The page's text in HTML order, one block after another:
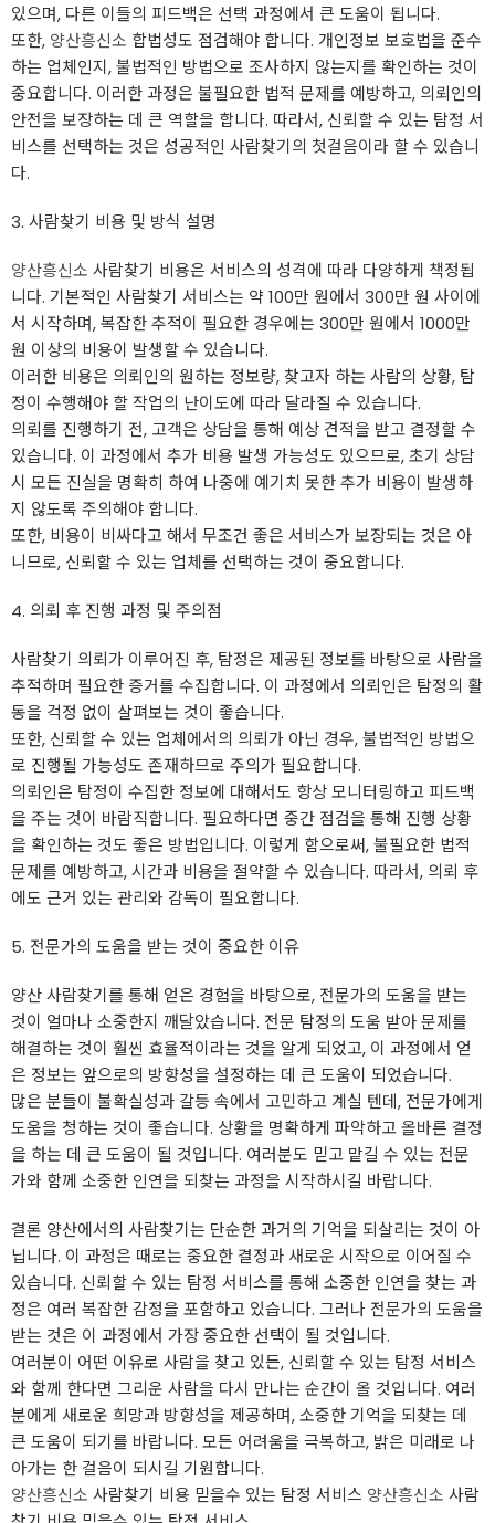
있으며, 다른 이들의 피드백은 선택 과정에서 큰 도움이 됩니다.
또한, 양산흥신소 합법성도 점검해야 합니다. 개인정보 보호법을 준수
하는 업체인지, 불법적인 방법으로 조사하지 않는지를 확인하는 것이
중요합니다. 이러한 과정은 불필요한 법적 문제를 예방하고, 의뢰인의
안전을 보장하는 데 큰 역할을 합니다. 따라서, 신뢰할 수 있는 탐정 서
비스를 선택하는 것은 성공적인 사람찾기의 첫걸음이라 할 수 있습니
다.
3. 사람찾기 비용 및 방식 설명
양산흥신소 사람찾기 비용은 서비스의 성격에 따라 다양하게 책정됩
니다. 기본적인 사람찾기 서비스는 약 100만 원에서 300만 원 사이에
서 시작하며, 복잡한 추적이 필요한 경우에는 300만 원에서 1000만
원 이상의 비용이 발생할 수 있습니다.
이러한 비용은 의뢰인의 원하는 정보량, 찾고자 하는 사람의 상황, 탐
정이 수행해야 할 작업의 난이도에 따라 달라질 수 있습니다.
의뢰를 진행하기 전, 고객은 상담을 통해 예상 견적을 받고 결정할 수
있습니다. 이 과정에서 추가 비용 발생 가능성도 있으므로, 초기 상담
시 모든 진실을 명확히 하여 나중에 예기치 못한 추가 비용이 발생하
지 않도록 주의해야 합니다.
또한, 비용이 비싸다고 해서 무조건 좋은 서비스가 보장되는 것은 아
니므로, 신뢰할 수 있는 업체를 선택하는 것이 중요합니다.
4. 의뢰 후 진행 과정 및 주의점
사람찾기 의뢰가 이루어진 후, 탐정은 제공된 정보를 바탕으로 사람을
추적하며 필요한 증거를 수집합니다. 이 과정에서 의뢰인은 탐정의 활
동을 걱정 없이 살펴보는 것이 좋습니다.
또한, 신뢰할 수 있는 업체에서의 의뢰가 아닌 경우, 불법적인 방법으
로 진행될 가능성도 존재하므로 주의가 필요합니다.
의뢰인은 탐정이 수집한 정보에 대해서도 항상 모니터링하고 피드백
을 주는 것이 바람직합니다. 필요하다면 중간 점검을 통해 진행 상황
을 확인하는 것도 좋은 방법입니다. 이렇게 함으로써, 불필요한 법적
문제를 예방하고, 시간과 비용을 절약할 수 있습니다. 따라서, 의뢰 후
에도 근거 있는 관리와 감독이 필요합니다.
5. 전문가의 도움을 받는 것이 중요한 이유
양산 사람찾기를 통해 얻은 경험을 바탕으로, 전문가의 도움을 받는
것이 얼마나 소중한지 깨달았습니다. 전문 탐정의 도움 받아 문제를
해결하는 것이 훨씬 효율적이라는 것을 알게 되었고, 이 과정에서 얻
은 정보는 앞으로의 방향성을 설정하는 데 큰 도움이 되었습니다.
많은 분들이 불확실성과 갈등 속에서 고민하고 계실 텐데, 전문가에게
도움을 청하는 것이 좋습니다. 상황을 명확하게 파악하고 올바른 결정
을 하는 데 큰 도움이 될 것입니다. 여러분도 믿고 맡길 수 있는 전문
가와 함께 소중한 인연을 되찾는 과정을 시작하시길 바랍니다.
결론 양산에서의 사람찾기는 단순한 과거의 기억을 되살리는 것이 아
닙니다. 이 과정은 때로는 중요한 결정과 새로운 시작으로 이어질 수
있습니다. 신뢰할 수 있는 탐정 서비스를 통해 소중한 인연을 찾는 과
정은 여러 복잡한 감정을 포함하고 있습니다. 그러나 전문가의 도움을
받는 것은 이 과정에서 가장 중요한 선택이 될 것입니다.
여러분이 어떤 이유로 사람을 찾고 있든, 신뢰할 수 있는 탐정 서비스
와 함께 한다면 그리운 사람을 다시 만나는 순간이 올 것입니다. 여러
분에게 새로운 희망과 방향성을 제공하며, 소중한 기억을 되찾는 데
큰 도움이 되기를 바랍니다. 모든 어려움을 극복하고, 밝은 미래로 나
아가는 한 걸음이 되시길 기원합니다.
양산흥신소 사람찾기 비용 믿을수 있는 탐정 서비스 양산흥신소 사람